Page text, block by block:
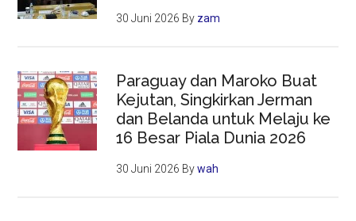
30 Juni 2026 By zam
Paraguay dan Maroko Buat
Kejutan, Singkirkan Jerman
dan Belanda untuk Melaju ke
16 Besar Piala Dunia 2026
30 Juni 2026 Bywah